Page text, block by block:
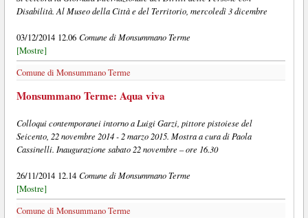
Disabilità. Al Museo della Città e del Territorio, mercoledì 3 dicembre
03/12/2014 12.06 Comune di Monsummano Terme
[Mostre]
Comune di Monsummano Terme
Monsummano Terme: Aqua viva
Colloqui contemporanei intorno a Luigi Garzi, pittore pistoiese del
Seicento, 22 novembre 2014 - 2 marzo 2015. Mostra a cura di Paola
Cassinelli. Inaugurazione sabato 22 novembre – ore 16.30
26/11/2014 12.14 Comune di Monsummano Terme
[Mostre]
Comune di Monsummano Terme